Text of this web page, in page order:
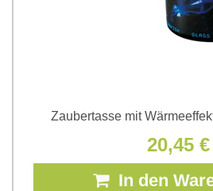
Zaubertasse mit
20,45 €
In den